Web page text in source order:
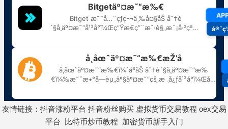
友情链接： 抖音涨粉平台 抖音粉丝购买 虚拟货币交易教程 oex交易
平台
比特币炒币教程 加密货币新手入门